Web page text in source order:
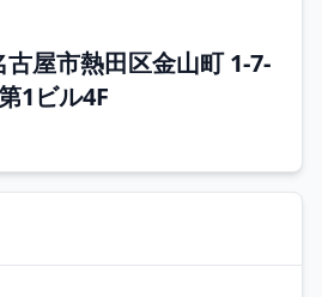
屋市熱田区金山町 1-7-
1ビル4F